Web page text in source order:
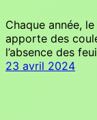
Chaque année,
apporte des
l’absence des
23 avril 2024